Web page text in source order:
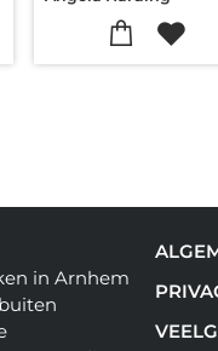
in Arnhem